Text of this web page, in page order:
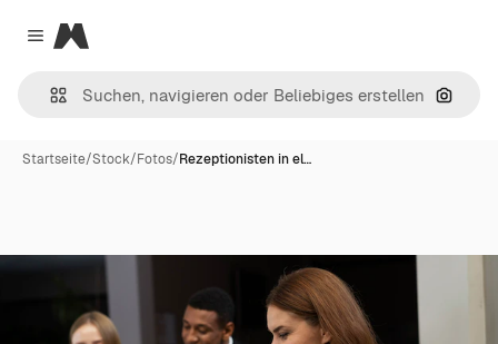
Close menu
Magnific
Nach
Startseite/Stock/Fotos/Rezeptionisten in el…